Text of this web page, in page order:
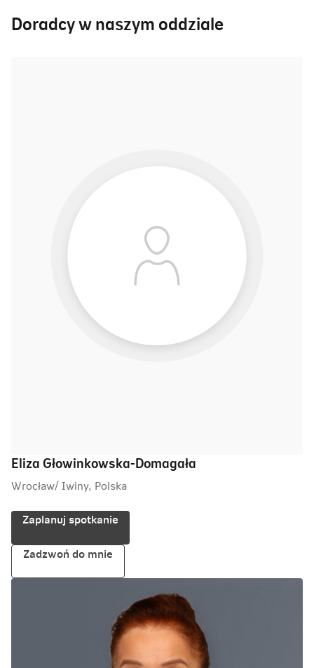
Doradcy w naszym oddziale
Eliza Głowinkowska-Domagała
Wrocław/ Iwiny, Polska
Zaplanuj spotkanie
Zadzwoń do mnie